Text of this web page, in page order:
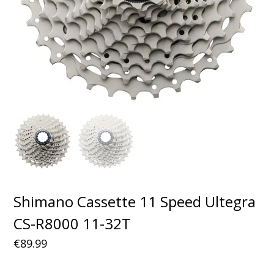
Shimano Cassette 11 Speed Ultegra
CS-R8000 11-32T
€89.99